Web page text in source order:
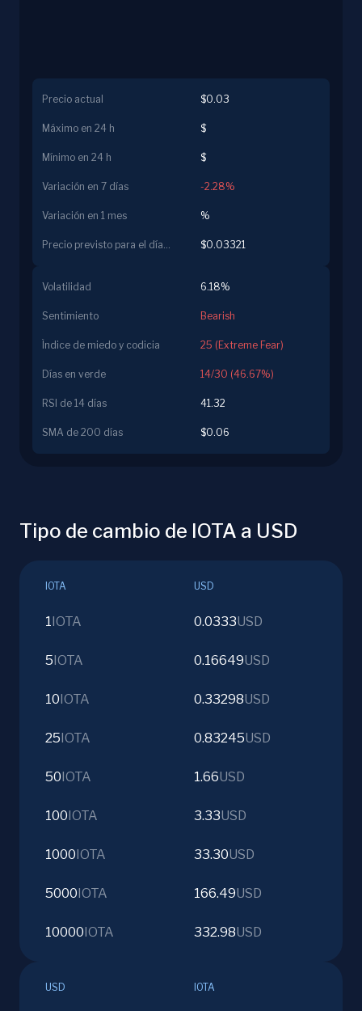
Precio actual $0.03
Máximo en 24 h $
Mínimo en 24 h $
Variación en 7 días -2.28%
Variación en 1 mes %
Precio previsto para el día siguiente $0.03321
Volatilidad 6.18%
Sentimiento Bearish
Índice de miedo y codicia 25 (Extreme Fear)
Días en verde 14/30 (46.67%)
RSI de 14 días 41.32
SMA de 200 días $0.06
Tipo de cambio de IOTA a USD
IOTA USD
1 IOTA 0.0333USD
5 IOTA 0.16649USD
10 IOTA 0.33298USD
25 IOTA 0.83245USD
50 IOTA 1.66USD
100 IOTA 3.33USD
1000 IOTA 33.30USD
5000 IOTA 166.49USD
10000 IOTA 332.98USD
USD IOTA